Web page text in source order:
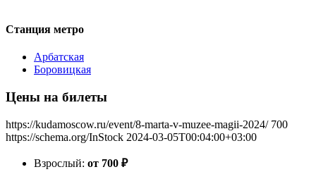
Станция метро
Арбатская
Боровицкая
Цены на билеты
https://kudamoscow.ru/event/8-marta-v-muzee-magii-2024/ 700
https://schema.org/InStock 2024-03-05T00:04:00+03:00
Взрослый: от 700 ₽